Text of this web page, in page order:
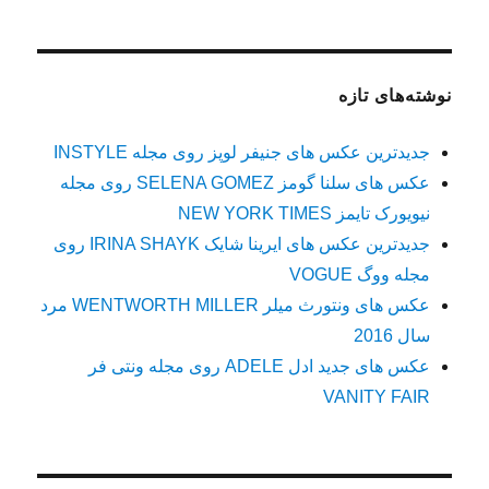
نوشته‌های تازه
جدیدترین عکس های جنیفر لوپز روی مجله INSTYLE
عکس های سلنا گومز SELENA GOMEZ روی مجله
نیویورک تایمز NEW YORK TIMES
جدیدترین عکس های ایرینا شایک IRINA SHAYK روی
مجله ووگ VOGUE
عکس های ونتورث میلر WENTWORTH MILLER مرد
سال 2016
عکس های جدید ادل ADELE روی مجله ونتی فر
VANITY FAIR